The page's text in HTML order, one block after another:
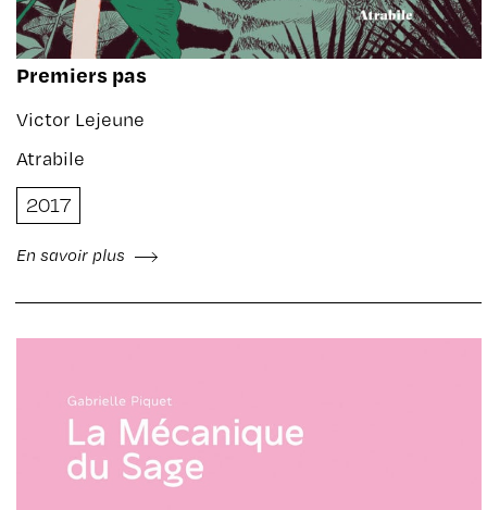
Premiers pas
Victor Lejeune
Atrabile
2017
En savoir plus